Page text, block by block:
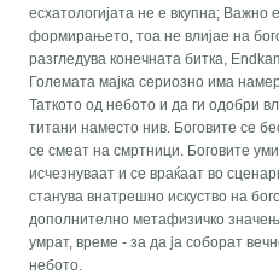
есхатологијата не е вкупна; Важно
формирањето, тоа не влијае на
разгледува конечната битка,
Големата мајка сериозно има
Таткото од небото и да ги одобри
титани наместо нив. Боговите се
се смеат на смртници. Боговите
исчезнуваат и се враќаат во
станува внатрешно искуство на
дополнително метафизичко
умрат, време - за да ја соборат
небото.